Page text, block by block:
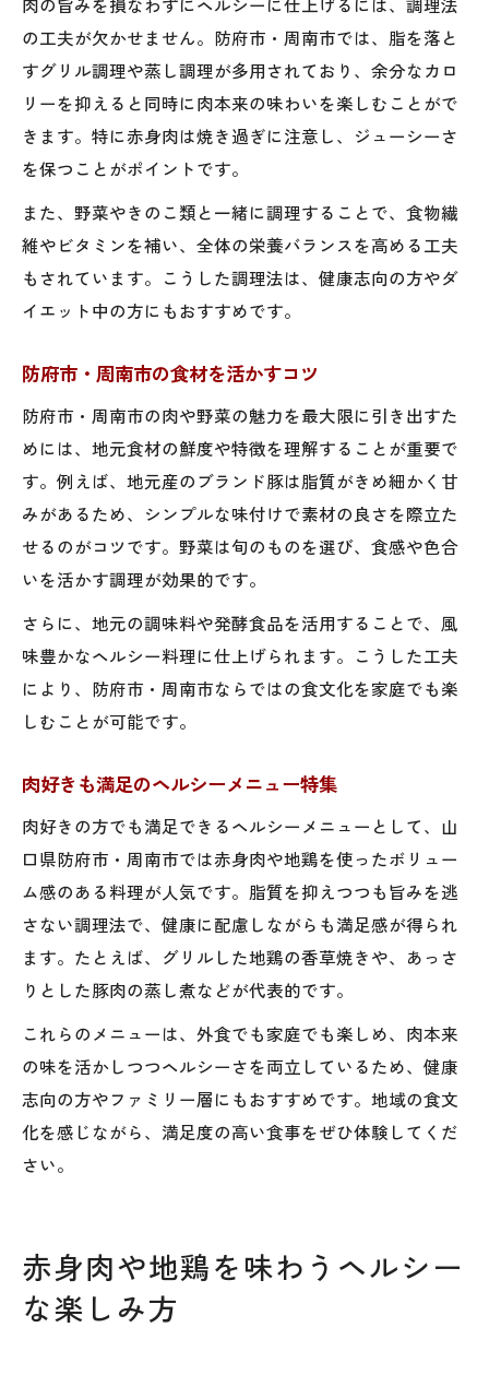
の工夫が欠かせません。防府市・周南市では、脂を落と
すグリル調理や蒸し調理が多用されており、余分なカロ
リーを抑えると同時に肉本来の味わいを楽しむことがで
きます。特に赤身肉は焼き過ぎに注意し、ジューシーさ
を保つことがポイントです。
また、野菜やきのこ類と一緒に調理することで、食物繊
維やビタミンを補い、全体の栄養バランスを高める工夫
もされています。こうした調理法は、健康志向の方やダ
イエット中の方にもおすすめです。
防府市・周南市の食材を活かすコツ
防府市・周南市の肉や野菜の魅力を最大限に引き出すた
めには、地元食材の鮮度や特徴を理解することが重要で
す。例えば、地元産のブランド豚は脂質がきめ細かく甘
みがあるため、シンプルな味付けで素材の良さを際立た
せるのがコツです。野菜は旬のものを選び、食感や色合
いを活かす調理が効果的です。
さらに、地元の調味料や発酵食品を活用することで、風
味豊かなヘルシー料理に仕上げられます。こうした工夫
により、防府市・周南市ならではの食文化を家庭でも楽
しむことが可能です。
肉好きも満足のヘルシーメニュー特集
肉好きの方でも満足できるヘルシーメニューとして、山
口県防府市・周南市では赤身肉や地鶏を使ったボリュー
ム感のある料理が人気です。脂質を抑えつつも旨みを逃
さない調理法で、健康に配慮しながらも満足感が得られ
ます。たとえば、グリルした地鶏の香草焼きや、あっさ
りとした豚肉の蒸し煮などが代表的です。
これらのメニューは、外食でも家庭でも楽しめ、肉本来
の味を活かしつつヘルシーさを両立しているため、健康
志向の方やファミリー層にもおすすめです。地域の食文
化を感じながら、満足度の高い食事をぜひ体験してくだ
さい。
赤身肉や地鶏を味わうヘルシー
な楽しみ方